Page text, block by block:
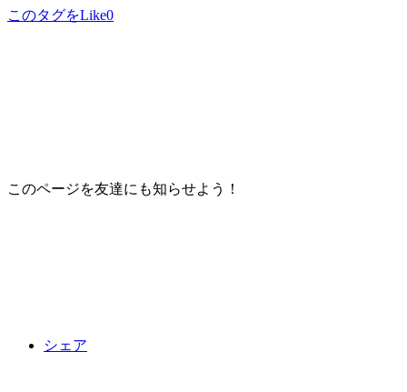
このタグをLike0
このページを友達にも知らせよう！
シェア